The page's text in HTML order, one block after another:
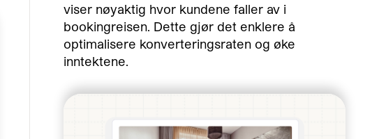
viser nøyaktig hvor kundene faller av i
bookingreisen. Dette gjør det enklere å
optimalisere konverteringsraten og øke
inntektene.